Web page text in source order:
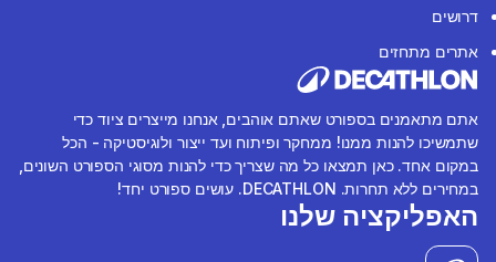
דרושים
אתרים מתחזים
אתם מתאמנים בספורט שאתם אוהבים, אנחנו מייצרים ציוד כדי
שתמשיכו להנות ממנו! ממחקר ופיתוח ועד ייצור ולוגיסטיקה - הכל
במקום אחד. כאן תמצאו כל מה שצריך כדי להנות מסוגי הספורט השונים,
במחירים ללא תחרות. DECATHLON. עושים ספורט יחד!
האפליקציה שלנו